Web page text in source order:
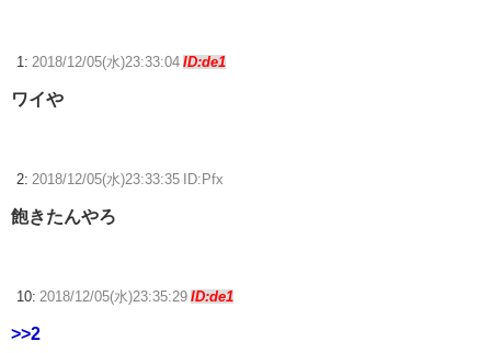
俺氏、スパロボVの難易度にビビるｗｗｗｗｗｗｗｗｗｗｗ
Powered by livedoor 相互RSS
1: 2018/12/05(水)23:33:04 ID:de1
ワイや
2: 2018/12/05(水)23:33:35 ID:Pfx
飽きたんやろ
10: 2018/12/05(水)23:35:29 ID:de1
>>2